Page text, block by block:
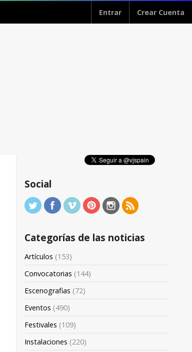
Entrar Crear Cuenta
Social
Categorías de las noticias
Artículos (153)
Convocatorias (144)
Escenografias (72)
Eventos (490)
Festivales (109)
Instalaciones (220)